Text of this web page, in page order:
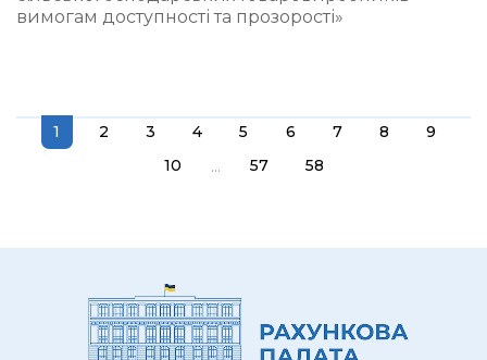
вимогам доступності та прозорості»
1 2 3 4 5 6 7 8
9
10
... 57 58